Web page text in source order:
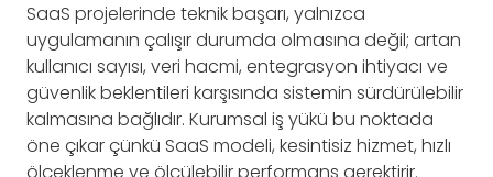
SaaS projelerinde teknik başarı, yalnızca
uygulamanın çalışır durumda olmasına değil; artan
kullanıcı sayısı, veri hacmi, entegrasyon ihtiyacı ve
güvenlik beklentileri karşısında sistemin sürdürülebilir
kalmasına bağlıdır. Kurumsal iş yükü bu noktada
öne çıkar çünkü SaaS modeli, kesintisiz hizmet, hızlı